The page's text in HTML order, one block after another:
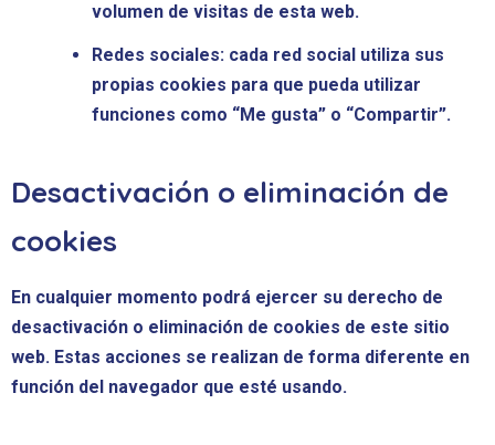
volumen de visitas de esta web.
Redes sociales: cada red social utiliza sus
propias cookies para que pueda utilizar
funciones como “Me gusta” o “Compartir”.
Desactivación o eliminación de
cookies
En cualquier momento podrá ejercer su derecho de
desactivación o eliminación de cookies de este sitio
web. Estas acciones se realizan de forma diferente en
función del navegador que esté usando.